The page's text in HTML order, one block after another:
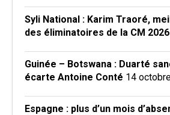
Syli National : Karim Traoré,
des éliminatoires de la CM 2026
Guinée – Botswana : Duarté
écarte Antoine Conté 14
Espagne : plus d’un mois